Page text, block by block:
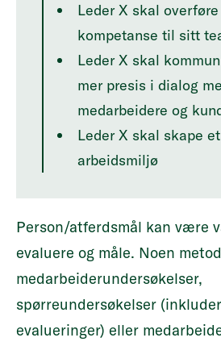
Leder X skal
kompetanse til sitt
Leder X skal
mer presis i dialog
medarbeidere og
Leder X skal skape
arbeidsmiljø
Person/atferdsmål kan være
evaluere og måle. Noen
medarbeiderundersøkelser,
spørreundersøkelser
evalueringer) eller